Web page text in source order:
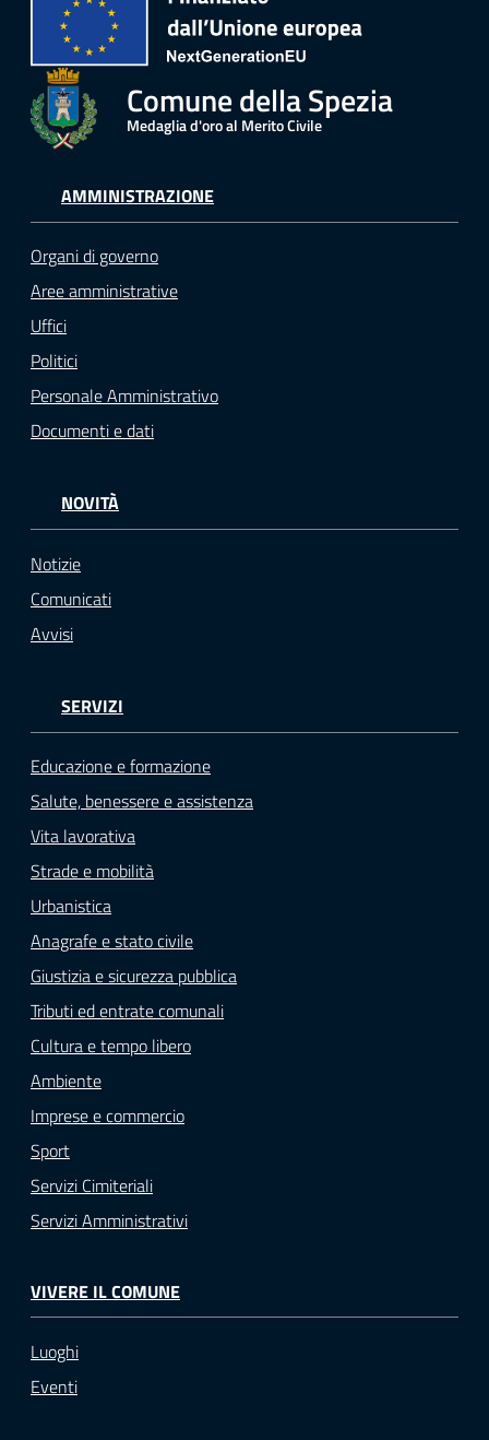
Comune della Spezia
Medaglia d'oro al Merito Civile
AMMINISTRAZIONE
Organi di governo
Aree amministrative
Uffici
Politici
Personale Amministrativo
Documenti e dati
NOVITÀ
Notizie
Comunicati
Avvisi
SERVIZI
Educazione e formazione
Salute, benessere e assistenza
Vita lavorativa
Strade e mobilità
Urbanistica
Anagrafe e stato civile
Giustizia e sicurezza pubblica
Tributi ed entrate comunali
Cultura e tempo libero
Ambiente
Imprese e commercio
Sport
Servizi Cimiteriali
Servizi Amministrativi
VIVERE IL COMUNE
Luoghi
Eventi